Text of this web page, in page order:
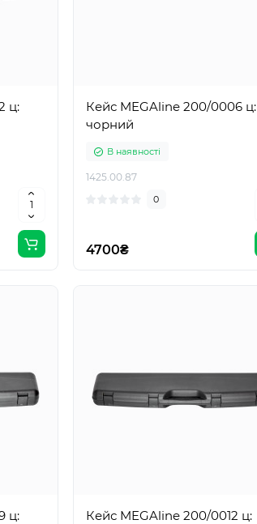
ц:
Кейс MEGAline 200/0006 ц:
чорний
В наявності
1425.00.87
0
4700₴
ц:
Кейс MEGAline 200/0012 ц: